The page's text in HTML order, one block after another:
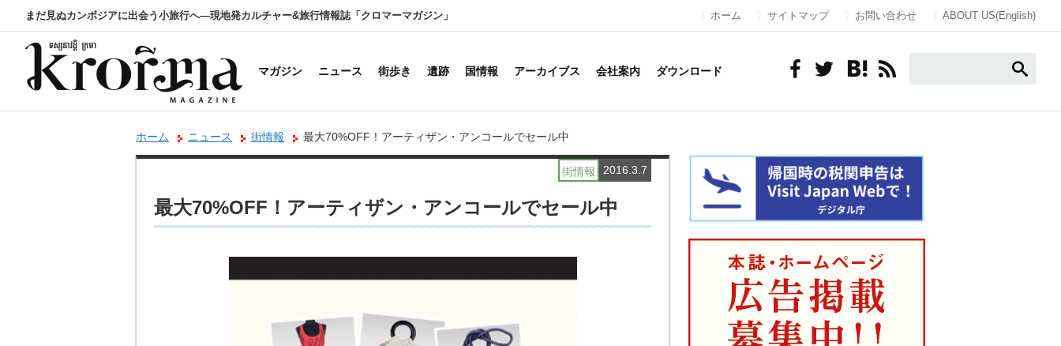
まだ見ぬカンボジアに出会う小旅行へ―現地発カルチャー&旅行情報誌「クロマーマガジン」 ホーム サイトマップ お問い合わせ ABOUT US(English)
マガジン ニュース 街歩き 遺跡 国情報 アーカイブス 会社案内 ダウンロード
ホーム ニュース 街情報 最大70%OFF！アーティザン・アンコールでセール中
2016.3.7
街情報
最大70%OFF！アーティザン・アンコールでセール中